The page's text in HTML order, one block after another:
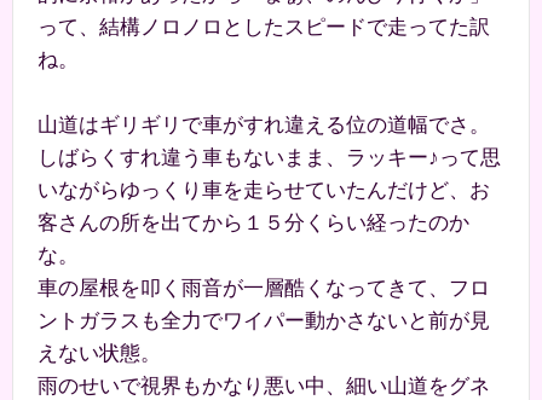
って、結構ノロノロとしたスピードで走ってた訳
ね。
山道はギリギリで車がすれ違える位の道幅でさ。
しばらくすれ違う車もないまま、ラッキー♪って思
いながらゆっくり車を走らせていたんだけど、お
客さんの所を出てから１５分くらい経ったのか
な。
車の屋根を叩く雨音が一層酷くなってきて、フロ
ントガラスも全力でワイパー動かさないと前が見
えない状態。
雨のせいで視界もかなり悪い中、細い山道をグネ